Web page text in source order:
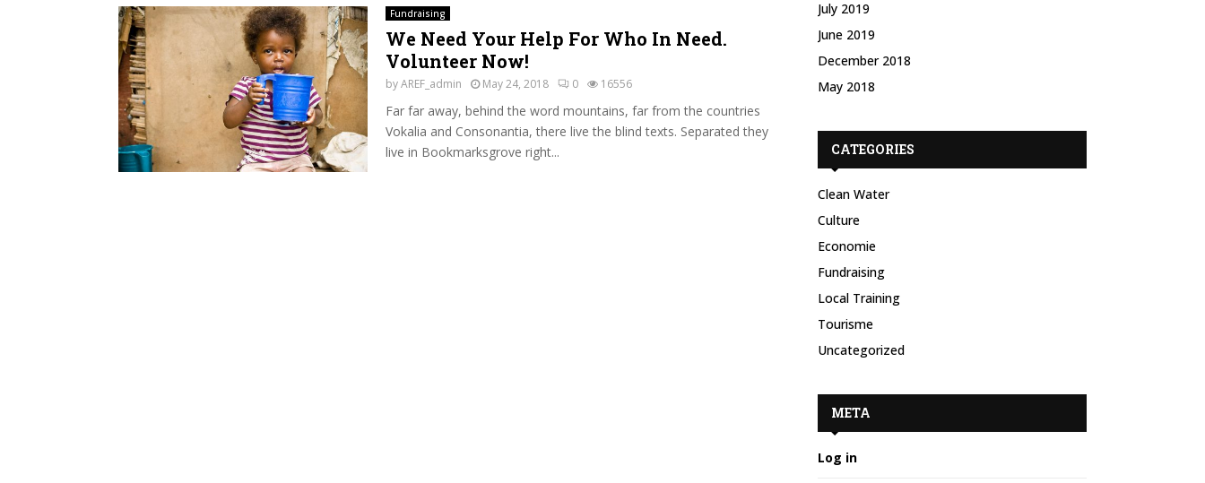
Fundraising
We Need Your Help For Who In Need.
Volunteer Now!
byAREF_admin May 24, 2018 0 16556
Far far away, behind the word mountains, far from the countries
Vokalia and Consonantia, there live the blind texts. Separated they
live in Bookmarksgrove right...
July 2019
June 2019
December 2018
May 2018
CATEGORIES
Clean Water
Culture
Economie
Fundraising
Local Training
Tourisme
Uncategorized
META
Log in